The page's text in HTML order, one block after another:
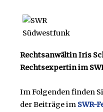
Rechtsanwältin Iris
Rechtsexpertin im
Im Folgenden finden
der Beiträge im SWR-